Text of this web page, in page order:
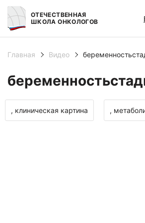
ОТЕЧЕСТВЕННАЯ
ШКОЛА ОНКОЛОГОВ
Главная Видео
, клиническая картина ,